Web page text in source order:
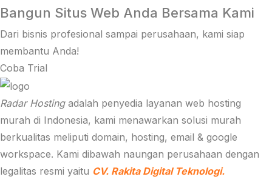
Bangun Situs Web Anda Bersama Kami
Dari bisnis profesional sampai perusahaan, kami siap
membantu Anda!
Coba Trial
Radar Hostingadalah penyedia layanan web hosting
murah di Indonesia, kami menawarkan solusi murah
berkualitas meliputi domain, hosting, email & google
workspace. Kami dibawah naungan perusahaan dengan
legalitas resmi yaitu CV. Rakita Digital Teknologi.